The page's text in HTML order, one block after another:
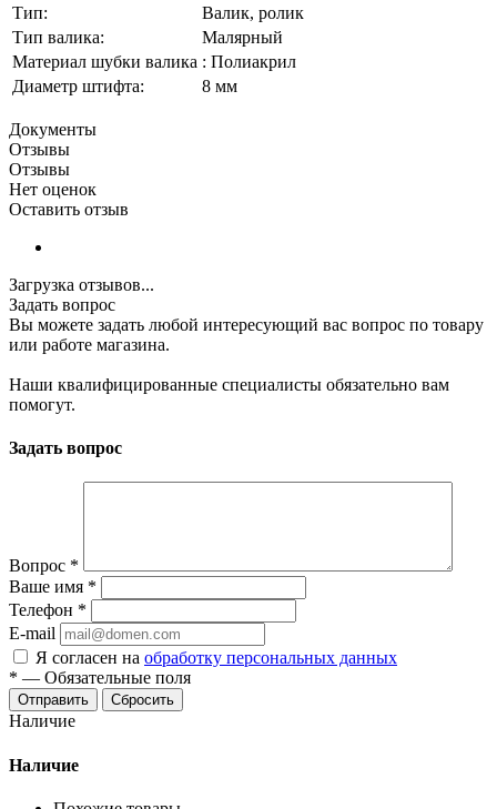
Тип:
Валик, ролик
Тип валика:
Малярный
Материал шубки валика : Полиакрил
Диаметр штифта:
8 мм
Документы
Отзывы
Отзывы
Нет оценок
Оставить отзыв
Загрузка отзывов...
Задать вопрос
Вы можете задать любой интересующий вас вопрос по товару
или работе магазина.
Наши квалифицированные специалисты обязательно вам
помогут.
Задать вопрос
Вопрос *
Ваше имя *
Телефон *
E-mail
Я согласен на обработку персональных данных
* — Обязательные поля
Сбросить
Наличие
Наличие